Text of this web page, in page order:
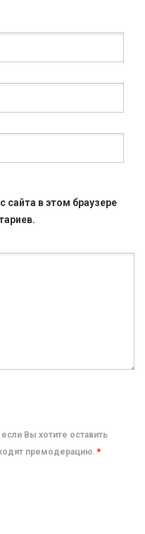
сайта в этом браузере
Вы хотите оставить
премодерацию. *